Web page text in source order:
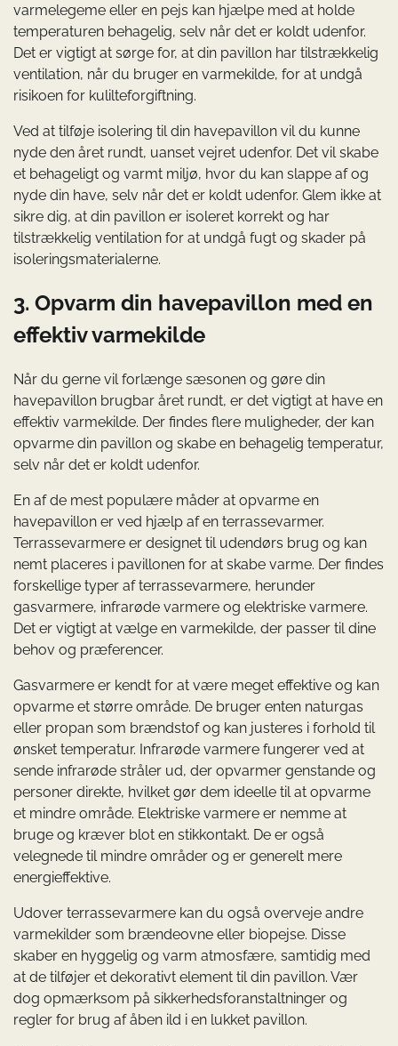
varmelegeme eller en pejs kan hjælpe med at holde
temperaturen behagelig, selv når det er koldt udenfor.
Det er vigtigt at sørge for, at din pavillon har tilstrækkelig
ventilation, når du bruger en varmekilde, for at undgå
risikoen for kulilteforgiftning.
Ved at tilføje isolering til din havepavillon vil du kunne
nyde den året rundt, uanset vejret udenfor. Det vil skabe
et behageligt og varmt miljø, hvor du kan slappe af og
nyde din have, selv når det er koldt udenfor. Glem ikke at
sikre dig, at din pavillon er isoleret korrekt og har
tilstrækkelig ventilation for at undgå fugt og skader på
isoleringsmaterialerne.
3. Opvarm din havepavillon med en
effektiv varmekilde
Når du gerne vil forlænge sæsonen og gøre din
havepavillon brugbar året rundt, er det vigtigt at have en
effektiv varmekilde. Der findes flere muligheder, der kan
opvarme din pavillon og skabe en behagelig temperatur,
selv når det er koldt udenfor.
En af de mest populære måder at opvarme en
havepavillon er ved hjælp af en terrassevarmer.
Terrassevarmere er designet til udendørs brug og kan
nemt placeres i pavillonen for at skabe varme. Der findes
forskellige typer af terrassevarmere, herunder
gasvarmere, infrarøde varmere og elektriske varmere.
Det er vigtigt at vælge en varmekilde, der passer til dine
behov og præferencer.
Gasvarmere er kendt for at være meget effektive og kan
opvarme et større område. De bruger enten naturgas
eller propan som brændstof og kan justeres i forhold til
ønsket temperatur. Infrarøde varmere fungerer ved at
sende infrarøde stråler ud, der opvarmer genstande og
personer direkte, hvilket gør dem ideelle til at opvarme
et mindre område. Elektriske varmere er nemme at
bruge og kræver blot en stikkontakt. De er også
velegnede til mindre områder og er generelt mere
energieffektive.
Udover terrassevarmere kan du også overveje andre
varmekilder som brændeovne eller biopejse. Disse
skaber en hyggelig og varm atmosfære, samtidig med
at de tilføjer et dekorativt element til din pavillon. Vær
dog opmærksom på sikkerhedsforanstaltninger og
regler for brug af åben ild i en lukket pavillon.